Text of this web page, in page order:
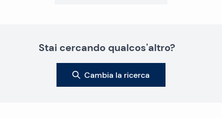
Stai cercando qualcos'altro?
Cambia la ricerca